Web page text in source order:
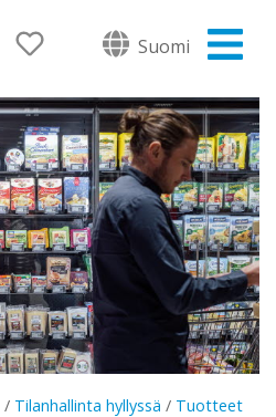
Suomi
/ Tilanhallinta hyllyssä / Tuotteet